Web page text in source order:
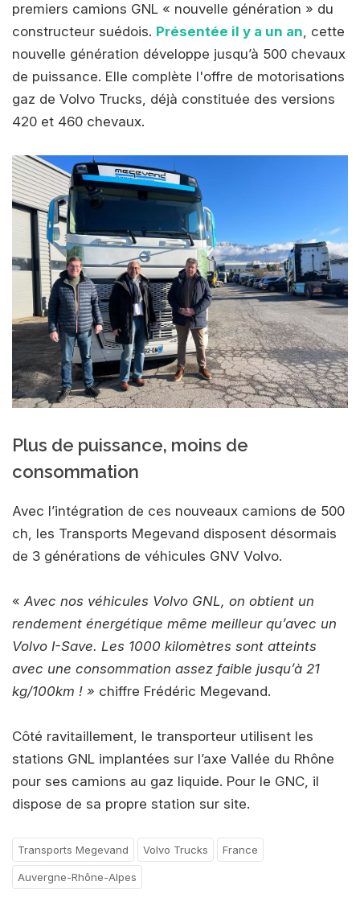
premiers camions GNL « nouvelle génération » du
constructeur suédois. Présentée il y a un an, cette
nouvelle génération développe jusqu’à 500 chevaux
de puissance. Elle complète l'offre de motorisations
gaz de Volvo Trucks, déjà constituée des versions
420 et 460 chevaux.
Plus de puissance, moins de
consommation
Avec l’intégration de ces nouveaux camions de 500
ch, les Transports Megevand disposent désormais
de 3 générations de véhicules GNV Volvo.
« Avec nos véhicules Volvo GNL, on obtient un
rendement énergétique même meilleur qu’avec un
Volvo I-Save. Les 1000 kilomètres sont atteints
avec une consommation assez faible jusqu’à 21
kg/100km ! » chiffre Frédéric Megevand.
Côté ravitaillement, le transporteur utilisent les
stations GNL implantées sur l’axe Vallée du Rhône
pour ses camions au gaz liquide. Pour le GNC, il
dispose de sa propre station sur site.
Transports Megevand Volvo Trucks France
Auvergne-Rhône-Alpes